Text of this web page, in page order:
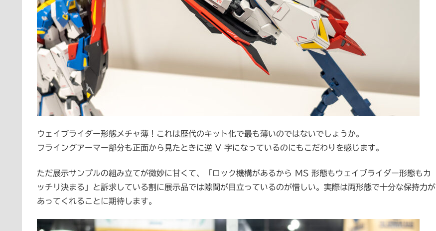
ウェイブライダー形態メチャ薄！これは歴代のキット化で最も薄いのではないでしょうか。
フライングアーマー部分も正面から見たときに逆 V 字になっているのにもこだわりを感じます。
ただ展示サンプルの組み立てが微妙に甘くて、「ロック機構があるから MS 形態もウェイブライダー形態もカ
ッチリ決まる」と訴求している割に展示品では隙間が目立っているのが惜しい。実際は両形態で十分な保持力が
あってくれることに期待します。